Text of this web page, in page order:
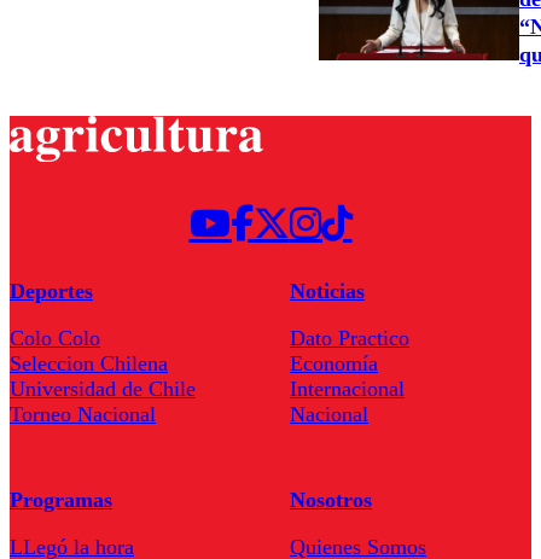
Deportes
Colo Colo
Seleccion Chilena
Universidad de Chile
Torneo Nacional
Noticias
Dato Practico
Economía
Internacional
Nacional
Programas
LLegó la hora
Nosotros
Quienes Somos